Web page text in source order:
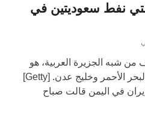
نفط سعوديتين في
شبه الجزيرة العربية، هو
نقطة شحن حيوية تربط بين البحر الأحمر وخليج عدن. [Getty]
في اليمن قالت صباح